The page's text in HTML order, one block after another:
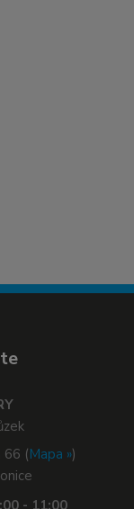
66 (Mapa »)
- 11:00